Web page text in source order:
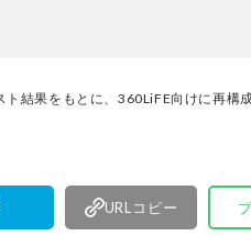
結果をもとに、360LiFE向けに再構
URLコピー